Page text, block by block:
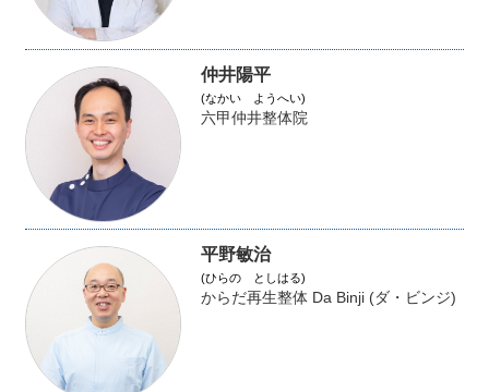
仲井陽平
(なかい ようへい)
六甲仲井整体院
平野敏治
(ひらの としはる)
からだ再生整体 Da Binji (ダ・ビンジ)